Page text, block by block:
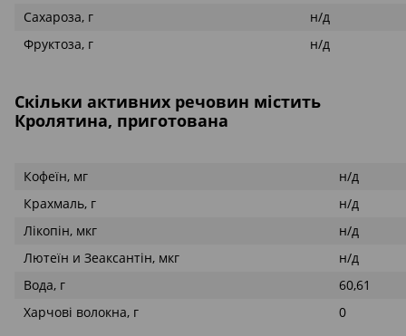
Сахароза, г
н/д
Фруктоза, г
н/д
Скільки активних речовин містить
Кролятина, приготована
Кофеїн, мг
н/д
Крахмаль, г
н/д
Лікопін, мкг
н/д
Лютеїн и Зеаксантін, мкг
н/д
Вода, г
60,61
Харчові волокна, г
0